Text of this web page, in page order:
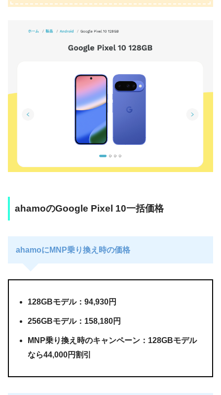
ahamoのGoogle Pixel 10一括価格
ahamoにMNP乗り換え時の価格
128GBモデル：94,930円
256GBモデル：158,180円
MNP乗り換え時のキャンペーン：128GBモデル
なら44,000円割引